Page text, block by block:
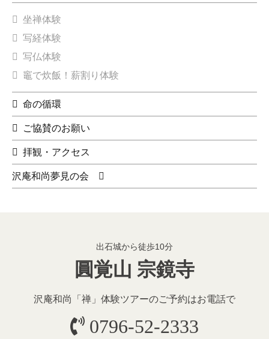
坐禅体験
写経体験
写仏体験
竈で炊飯！薪割り体験
命の循環
ご協賛のお願い
拝観・アクセス
沢庵和尚夢見の会
出石城から徒歩10分
圓覚山 宗鏡寺
沢庵和尚「禅」体験ツアーのご予約はお電話で
0796-52-2333